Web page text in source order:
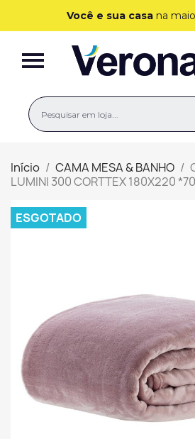
Você e sua casa na
Início CAMA MESA & BANHO
LUMINI 300 CORTTEX 180X220
ESGOTADO